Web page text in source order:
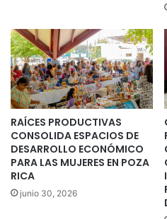
RAÍCES PRODUCTIVAS
CONSOLIDA ESPACIOS DE
DESARROLLO ECONÓMICO
PARA LAS MUJERES EN POZA
RICA
junio 30, 2026